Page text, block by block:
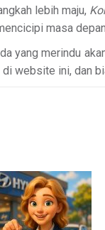
lebih maju,
masa
yang merindu
website ini, dan